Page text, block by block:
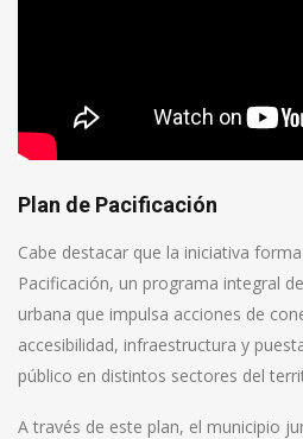
Plan de Pacificación
Cabe destacar que la iniciativa
Pacificación, un programa integral
urbana que impulsa acciones de
accesibilidad, infraestructura y
público en distintos sectores del
A través de este plan, el municipio